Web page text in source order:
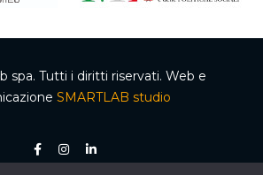
spa. Tutti i diritti riservati. Web e
SMARTLAB studio